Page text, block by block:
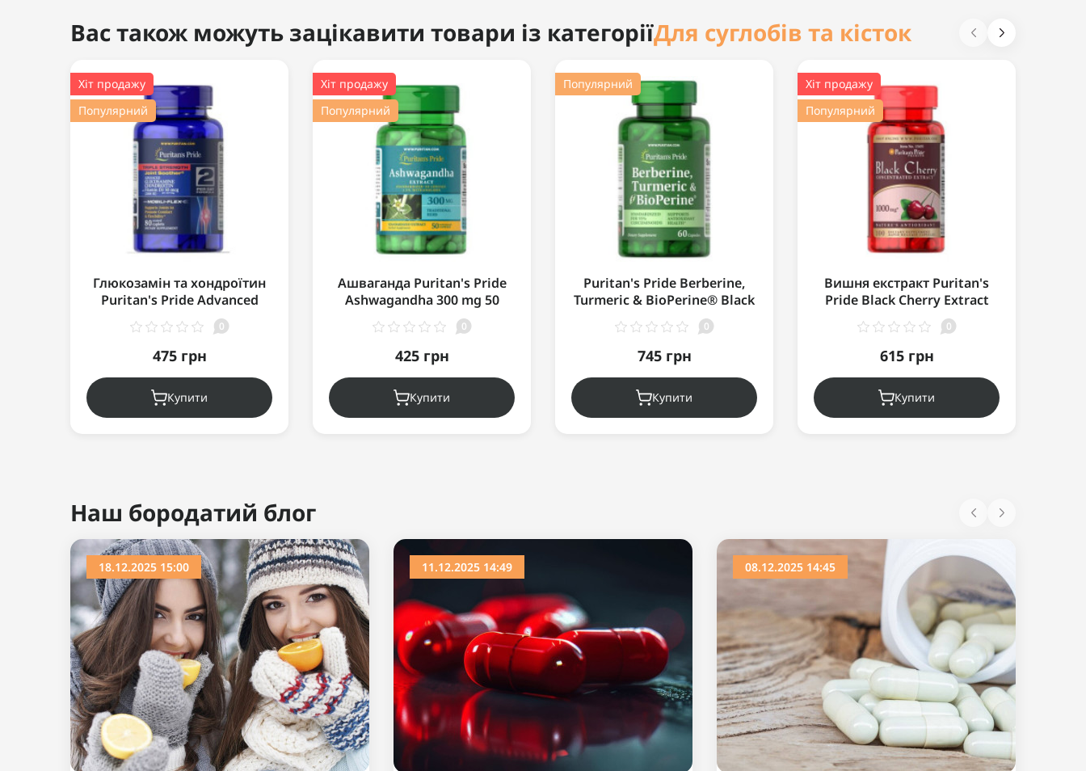
Вас також можуть зацікавити товари із категоріїДля суглобів та кісток
Хіт продажу
Популярний
Глюкозамін та хондроїтин
Puritan's Pride Advanced
Glucosamine Chondroitin
with Vitamin D3 80 таб.
0
475 грн
Купити
Хіт продажу
Популярний
Ашваганда Puritan's Pride
Ashwagandha 300 mg 50
капс
0
425 грн
Купити
Популярний
Puritan's Pride Berberine,
Turmeric & BioPerine® Black
Pepper 60 капсул
0
745 грн
Купити
Хіт продажу
Популярний
Вишня екстракт Puritan's
Pride Black Cherry Extract
1000 mg 100 капсул
0
615 грн
Купити
Наш бородатий блог
18.12.2025 15:00 11.12.2025 14:49 08.12.2025 14:45